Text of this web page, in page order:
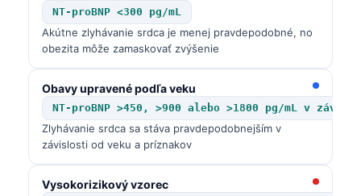
NT-proBNP <300 pg/mL
Akútne zlyhávanie srdca je menej pravdepodobné, no
obezita môže zamaskovať zvýšenie
Obavy upravené podľa veku
NT-proBNP >450, >900 alebo >1800 pg/mL v
Zlyhávanie srdca sa stáva pravdepodobnejším v
závislosti od veku a príznakov
Vysokorizikový vzorec